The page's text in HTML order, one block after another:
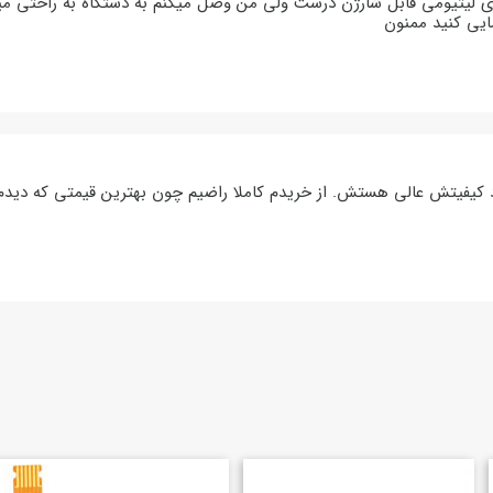
کنید ممنون
کیفیتش عالی هستش. از خریدم کاملا راضیم چون بهترین قیمتی که